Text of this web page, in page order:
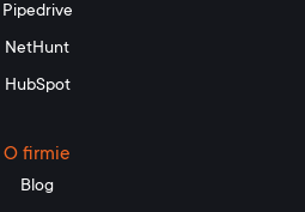
Pipedrive
NetHunt
HubSpot
O firmie
Blog